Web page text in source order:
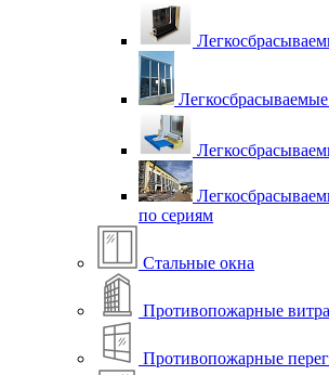
по сериям
Стальные окна
Противопожарные
Противопожарные